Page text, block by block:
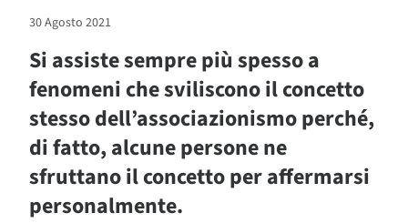
30 Agosto 2021
Si assiste sempre più spesso a
fenomeni che sviliscono il concetto
stesso dell’associazionismo perché,
di fatto, alcune persone ne
sfruttano il concetto per affermarsi
personalmente.